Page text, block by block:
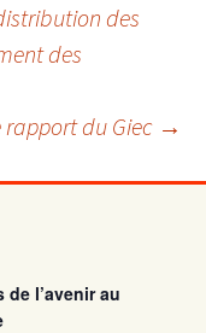
des
des
du Giec →
de l’avenir au